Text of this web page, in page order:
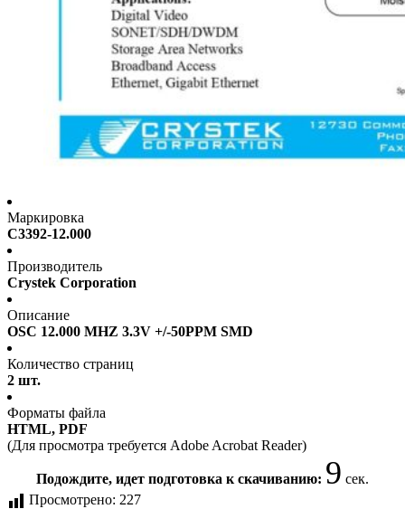
Маркировка
C3392-12.000
Производитель
Crystek Corporation
Описание
OSC 12.000 MHZ 3.3V +/-50PPM SMD
Количество страниц
2 шт.
Форматы файла
HTML, PDF
(Для просмотра требуется Adobe Acrobat Reader)
Подождите, идет подготовка к скачиванию: 9 сек.
Просмотрено: 227